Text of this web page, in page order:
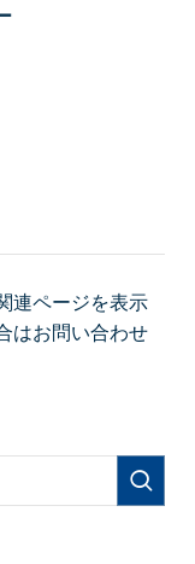
連ページを表示
はお問い合わせ